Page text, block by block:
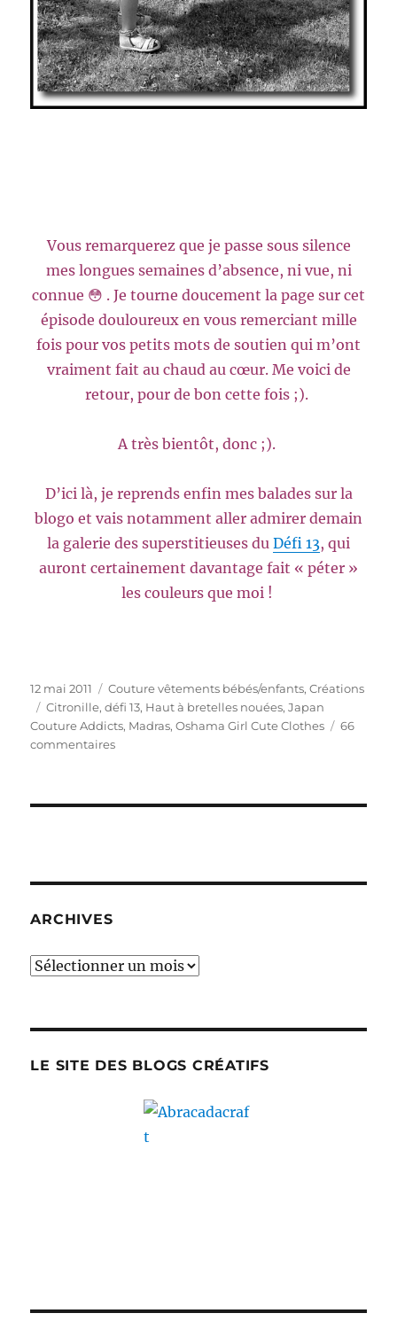
Vous remarquerez que je passe sous silence
mes longues semaines d’absence, ni vue, ni
connue 😳 . Je tourne doucement la page sur cet
épisode douloureux en vous remerciant mille
fois pour vos petits mots de soutien qui m’ont
vraiment fait au chaud au cœur. Me voici de
retour, pour de bon cette fois ;).
A très bientôt, donc ;).
D’ici là, je reprends enfin mes balades sur la
blogo et vais notamment aller admirer demain
la galerie des superstitieuses du Défi 13, qui
auront certainement davantage fait « péter »
les couleurs que moi !
Publié
le
12 mai 2011 Catégories
Couture vêtements bébés/enfants,Créations
Étiquettes
Citronille,défi 13, Haut à bretelles nouées,Japan
Couture Addicts, Madras,Oshama Girl Cute Clothes
66
commentairessur
ARCHIVES
Archives
LE SITE DES BLOGS CRÉATIFS